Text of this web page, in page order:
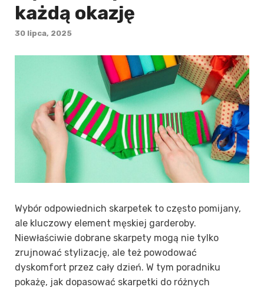
każdą okazję
30 lipca, 2025
Wybór odpowiednich skarpetek to często pomijany,
ale kluczowy element męskiej garderoby.
Niewłaściwie dobrane skarpety mogą nie tylko
zrujnować stylizację, ale też powodować
dyskomfort przez cały dzień. W tym poradniku
pokażę, jak dopasować skarpetki do różnych